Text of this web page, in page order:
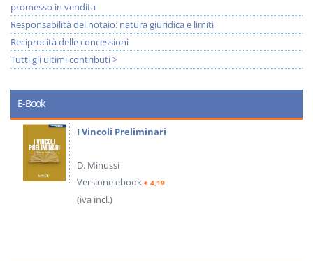
promesso in vendita
Responsabilità del notaio: natura giuridica e limiti
Reciprocità delle concessioni
Tutti gli ultimi contributi >
E-Book
I Vincoli Preliminari
D. Minussi
Versione ebook € 4,19
(iva incl.)